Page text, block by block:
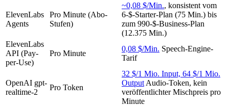
ElevenLabs
Agents
Pro Minute (Abo-
Stufen)
~0,08 $/Min., konsistent vom
6-$-Starter-Plan (75 Min.) bis
zum 990-$-Business-Plan
(12.375 Min.)
ElevenLabs
API (Pay-
per-Use)
Pro Minute
0,08 $/Min. Speech-Engine-
Tarif
OpenAI gpt-
realtime-2
Pro Token
32 $/1 Mio. Input, 64 $/1 Mio.
Output Audio-Token, kein
veröffentlichter Mischpreis pro
Minute